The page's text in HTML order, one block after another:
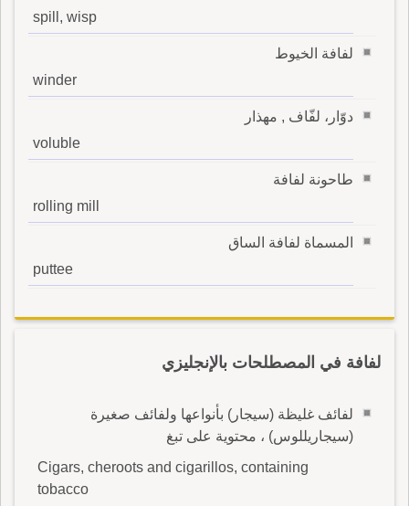
spill, wisp
لفافة الخيوط
winder
دوّار، لفّاف , مهذار
voluble
طاحونة لفافة
rolling mill
المسماة لفافة الساق
puttee
لفافة في المصطلحات بالإنجليزي
لفائف غليظة (سيجار) بأنواعها ولفائف صغيرة
(سيجاريللوس) ، محتوية على تبغ
Cigars, cheroots and cigarillos, containing
tobacco